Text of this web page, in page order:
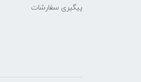
پیگیری سفارشات